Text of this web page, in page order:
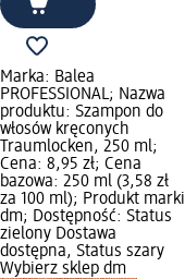
Marka: Balea
PROFESSIONAL; Nazwa
produktu: Szampon do
włosów kręconych
Traumlocken, 250 ml;
Cena: 8,95 zł; Cena
bazowa: 250 ml (3,58 zł
za 100 ml); Produkt marki
dm; Dostępność: Status
zielony Dostawa
dostępna, Status szary
Wybierz sklep dm